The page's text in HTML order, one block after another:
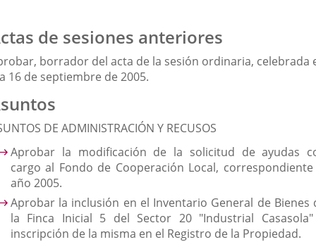
de sesiones anteriores
borrador del acta de la sesión ordinaria, celebrada
16 de septiembre de 2005.
DE ADMINISTRACIÓN Y RECUSOS
Aprobar la modificación de la solicitud de ayudas
cargo al Fondo de Cooperación Local,
año 2005.
Aprobar la inclusión en el Inventario General de Bienes
la Finca Inicial 5 del Sector 20 "Industrial
inscripción de la misma en el Registro de la Propiedad.